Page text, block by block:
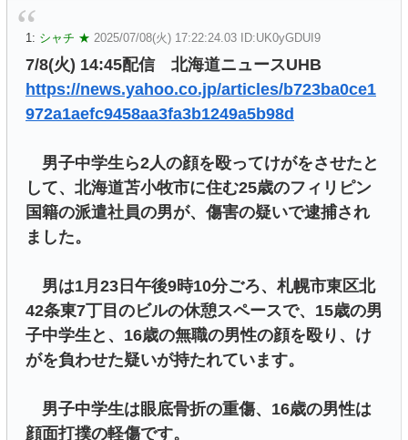
1: シャチ ★ 2025/07/08(火) 17:22:24.03 ID:UK0yGDUI9
7/8(火) 14:45配信 北海道ニュースUHB
https://news.yahoo.co.jp/articles/b723ba0ce1
972a1aefc9458aa3fa3b1249a5b98d
男子中学生ら2人の顔を殴ってけがをさせたと
して、北海道苫小牧市に住む25歳のフィリピン
国籍の派遣社員の男が、傷害の疑いで逮捕され
ました。
男は1月23日午後9時10分ごろ、札幌市東区北
42条東7丁目のビルの休憩スペースで、15歳の男
子中学生と、16歳の無職の男性の顔を殴り、け
がを負わせた疑いが持たれています。
男子中学生は眼底骨折の重傷、16歳の男性は
顔面打撲の軽傷です。